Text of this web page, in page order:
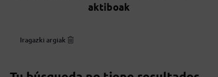
aktiboak
Iragazki argiak